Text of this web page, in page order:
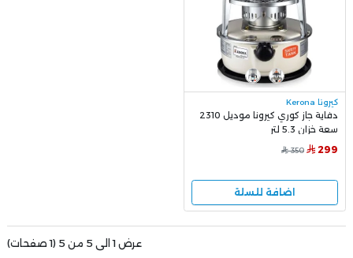
كيرونا Kerona
دفاية جاز كوري كيرونا موديل 2310
سعة خزان 5.3 لتر
299
350
اضافة للسلة
عرض 1 الى 5 من 5 (1 صفحات)